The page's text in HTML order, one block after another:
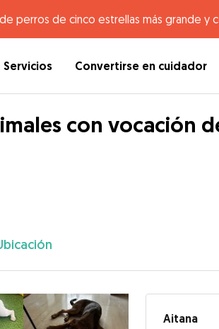
perros de cinco estrellas más grande y
Servicios Convertirse en cuidador
con vocación
Aitana